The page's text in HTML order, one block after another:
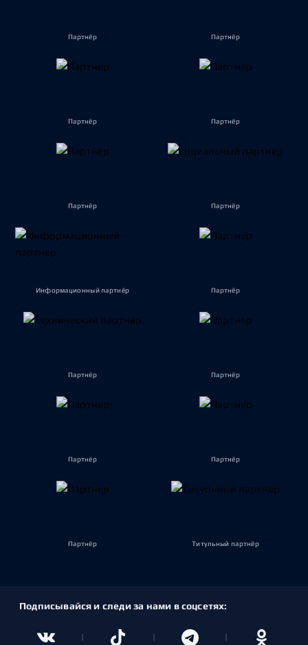
Партнёр Партнёр
Партнёр Партнёр
Партнёр Партнёр
Информационный партнёр Партнёр
Партнёр Партнёр
Партнёр Партнёр
Партнёр Титульный партнёр
Подписывайся и следи за нами в соцсетях: